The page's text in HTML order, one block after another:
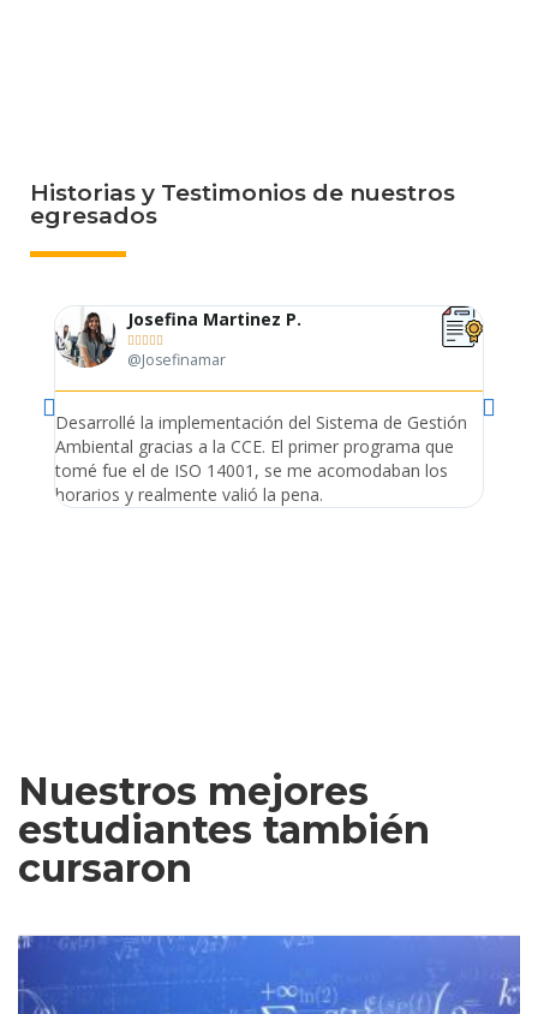
Historias y Testimonios de nuestros
egresados
Josefina Martinez P.

@Josefinamar
Desarrollé la implementación del Sistema de Gestión
Ambiental gracias a la CCE. El primer programa que
tomé fue el de ISO 14001, se me acomodaban los
horarios y realmente valió la pena.
Lleve
Nuestros mejores
estudiantes también
cursaron